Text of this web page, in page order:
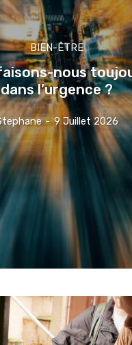
BIEN-ÊTRE
nous
dans l’urgence ?
- 9 Juillet 2026